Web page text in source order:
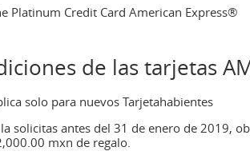
Platinum Credit Card American Express®
de las tarjetas
solo para nuevos Tarjetahabientes
solicitas antes del 31 de enero de 2019,
mxn de regalo.